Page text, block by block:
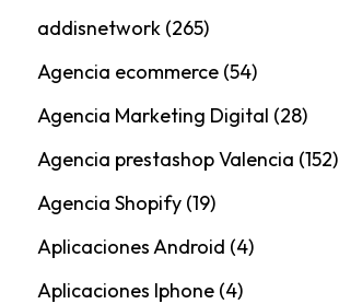
addisnetwork(265)
Agencia ecommerce(54)
Agencia Marketing Digital (28)
Agencia prestashop Valencia (152)
Agencia Shopify(19)
Aplicaciones Android (4)
Aplicaciones Iphone(4)